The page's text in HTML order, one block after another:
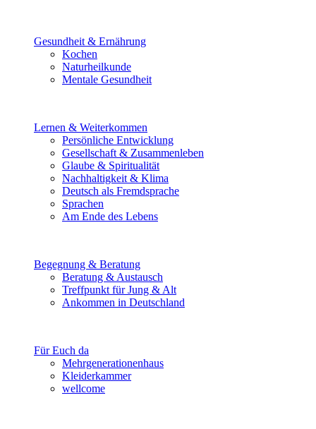
Gesundheit & Ernährung
Kochen
Naturheilkunde
Mentale Gesundheit
Lernen & Weiterkommen
Persönliche Entwicklung
Gesellschaft & Zusammenleben
Glaube & Spiritualität
Nachhaltigkeit & Klima
Deutsch als Fremdsprache
Sprachen
Am Ende des Lebens
Begegnung & Beratung
Beratung & Austausch
Treffpunkt für Jung & Alt
Ankommen in Deutschland
Für Euch da
Mehrgenerationenhaus
Kleiderkammer
wellcome